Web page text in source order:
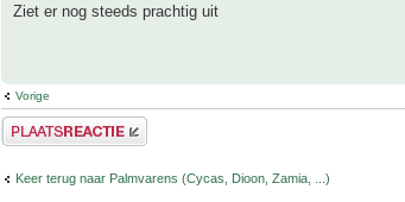
Ziet er nog steeds prachtig uit
Vorige
Plaats een reactie
Keer terug naar Palmvarens (Cycas, Dioon, Zamia, ...)